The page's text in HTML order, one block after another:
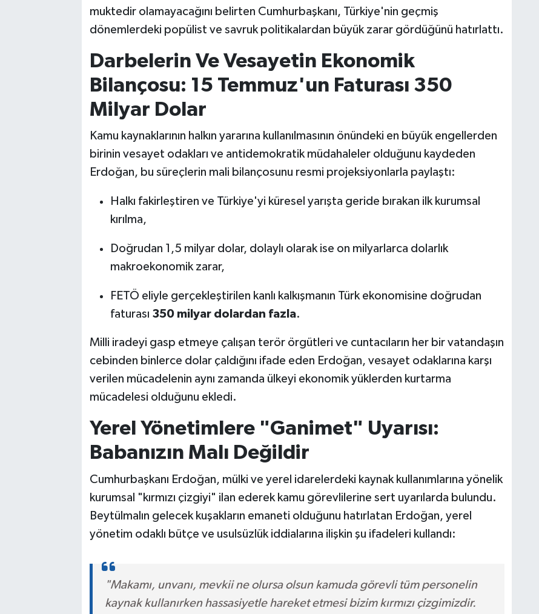
muktedir olamayacağını belirten Cumhurbaşkanı, Türkiye'nin geçmiş
dönemlerdeki popülist ve savruk politikalardan büyük zarar gördüğünü hatırlattı.
Darbelerin Ve Vesayetin Ekonomik
Bilançosu: 15 Temmuz'un Faturası 350
Milyar Dolar
Kamu kaynaklarının halkın yararına kullanılmasının önündeki en büyük engellerden
birinin vesayet odakları ve antidemokratik müdahaleler olduğunu kaydeden
Erdoğan, bu süreçlerin mali bilançosunu resmi projeksiyonlarla paylaştı:
Halkı fakirleştiren ve Türkiye'yi küresel yarışta geride bırakan ilk kurumsal
kırılma,
Doğrudan 1,5 milyar dolar, dolaylı olarak ise on milyarlarca dolarlık
makroekonomik zarar,
FETÖ eliyle gerçekleştirilen kanlı kalkışmanın Türk ekonomisine doğrudan
faturası 350 milyar dolardan fazla.
Milli iradeyi gasp etmeye çalışan terör örgütleri ve cuntacıların her bir vatandaşın
cebinden binlerce dolar çaldığını ifade eden Erdoğan, vesayet odaklarına karşı
verilen mücadelenin aynı zamanda ülkeyi ekonomik yüklerden kurtarma
mücadelesi olduğunu ekledi.
Yerel Yönetimlere "Ganimet" Uyarısı:
Babanızın Malı Değildir
Cumhurbaşkanı Erdoğan, mülki ve yerel idarelerdeki kaynak kullanımlarına yönelik
kurumsal "kırmızı çizgiyi" ilan ederek kamu görevlilerine sert uyarılarda bulundu.
Beytülmalın gelecek kuşakların emaneti olduğunu hatırlatan Erdoğan, yerel
yönetim odaklı bütçe ve usulsüzlük iddialarına ilişkin şu ifadeleri kullandı:
"Makamı, unvanı, mevkii ne olursa olsun kamuda görevli tüm personelin
kaynak kullanırken hassasiyetle hareket etmesi bizim kırmızı çizgimizdir.